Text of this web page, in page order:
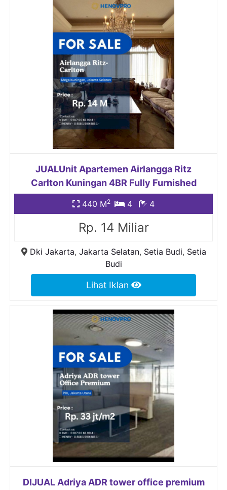
JUALUnit Apartemen Airlangga Ritz
Carlton Kuningan 4BR Fully Furnished
440 M2 4 4
Rp. 14 Miliar
Dki Jakarta, Jakarta Selatan, Setia Budi, Setia
Budi
Lihat Iklan
DIJUAL Adriya ADR tower office premium